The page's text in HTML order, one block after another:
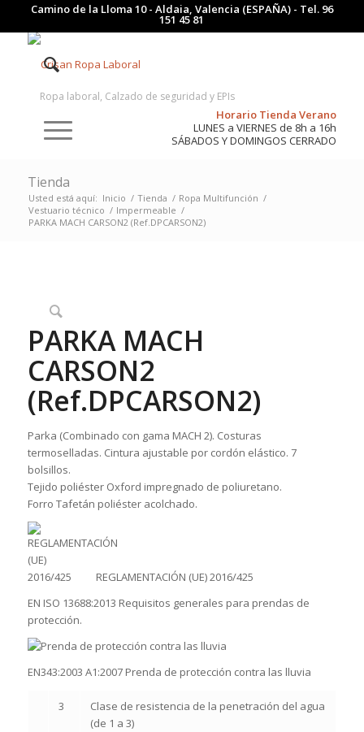
Camino de la Lloma 10 - Aldaia, Valencia (ESPAÑA) - Tel. 96
151 45 81
Ropa laboral, Calzado de seguridad y EPIs
Horario Tienda Verano
LUNES a VIERNES de 8h a 16h
SÁBADOS Y DOMINGOS CERRADO
Tienda
Usted está aquí: Inicio / Tienda / Ropa Multifunción /
Vestuario técnico / Impermeable /
PARKA MACH CARSON2 (Ref.DPCARSON2)
PARKA MACH
CARSON2
(Ref.DPCARSON2)
Parka (Combinado con gama MACH 2). Costuras
termoselladas. Cintura ajustable por cordón elástico. 7
bolsillos.
Tejido poliéster Oxford impregnado de poliuretano.
Forro Tafetán poliéster acolchado.
REGLAMENTACIÓN (UE) 2016/425
EN ISO 13688:2013 Requisitos generales para prendas de
protección.
EN343:2003 A1:2007 Prenda de protección contra las lluvia
3
Clase de resistencia de la penetración del agua
(de 1 a 3)